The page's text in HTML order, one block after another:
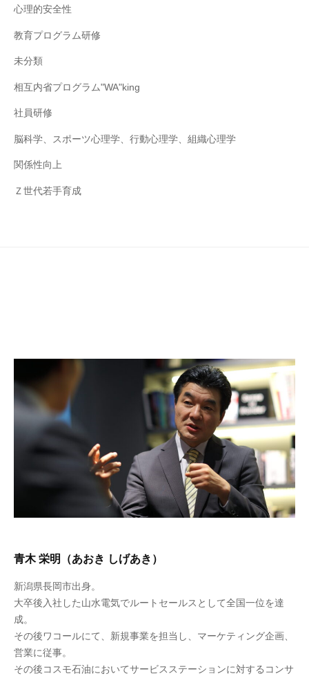
心理的安全性
教育プログラム研修
未分類
相互内省プログラム"WA"king
社員研修
脳科学、スポーツ心理学、行動心理学、組織心理学
関係性向上
Ｚ世代若手育成
青木 栄明（あおき しげあき）
新潟県長岡市出身。
大卒後入社した山水電気でルートセールスとして全国一位を達
成。
その後ワコールにて、新規事業を担当し、マーケティング企画、
営業に従事。
その後コスモ石油においてサービスステーションに対するコンサ